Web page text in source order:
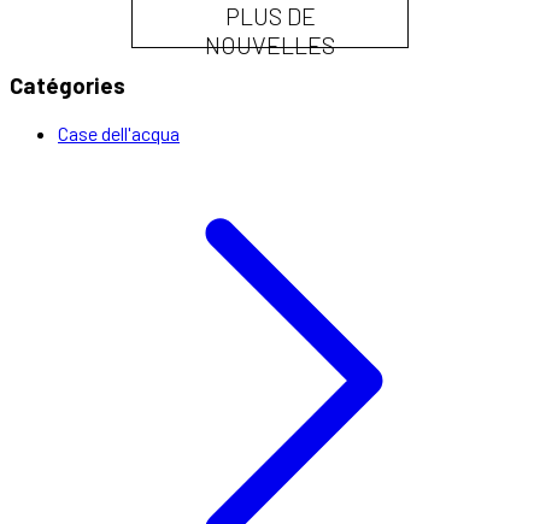
PLUS DE
NOUVELLES
Catégories
Case dell'acqua